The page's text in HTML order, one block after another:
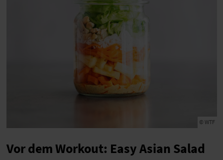
© WTF
Vor dem Workout: Easy Asian Salad